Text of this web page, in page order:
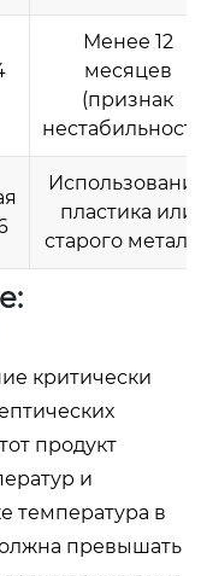
Менее 12
месяцев
(признак
пластика или
старого
критически
продукт
и
температура в
превышать